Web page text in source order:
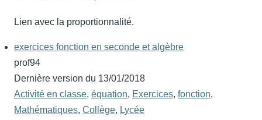
Lien avec la proportionnalité.
exercices fonction en seconde et algèbre
prof94
Dernière version du 13/01/2018
Activité en classe, équation, Exercices, fonction,
Mathématiques, Collège, Lycée